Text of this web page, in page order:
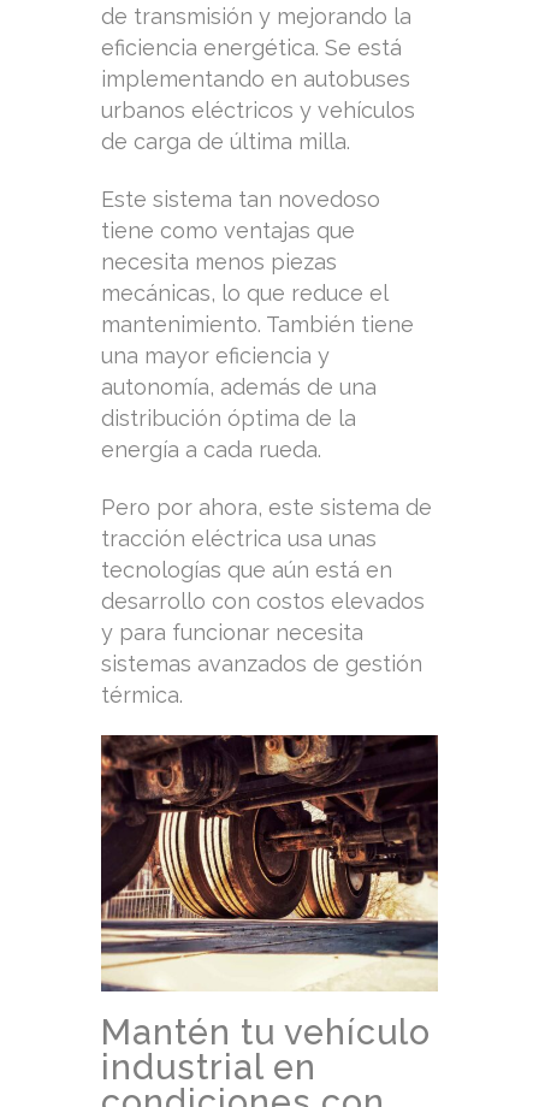
de transmisión y mejorando la
eficiencia energética. Se está
implementando en autobuses
urbanos eléctricos y vehículos
de carga de última milla.
Este sistema tan novedoso
tiene como ventajas que
necesita menos piezas
mecánicas, lo que reduce el
mantenimiento. También tiene
una mayor eficiencia y
autonomía, además de una
distribución óptima de la
energía a cada rueda.
Pero por ahora, este sistema de
tracción eléctrica usa unas
tecnologías que aún está en
desarrollo con costos elevados
y para funcionar necesita
sistemas avanzados de gestión
térmica.
Mantén tu vehículo
industrial en